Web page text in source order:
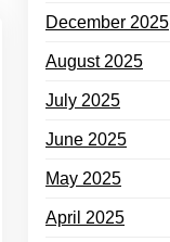
December 2025
August 2025
July 2025
June 2025
May 2025
April 2025